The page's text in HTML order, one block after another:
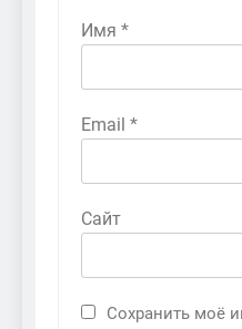
Имя *
Email *
Сайт
Сохранить моё